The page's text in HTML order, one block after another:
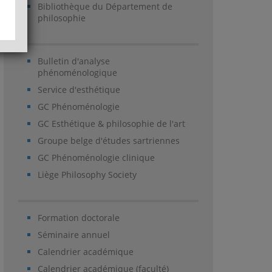
Bibliothèque du Département de
philosophie
Bulletin d'analyse
phénoménologique
Service d'esthétique
GC Phénoménologie
GC Esthétique & philosophie de l'art
Groupe belge d'études sartriennes
GC Phénoménologie clinique
Liège Philosophy Society
Formation doctorale
Séminaire annuel
Calendrier académique
Calendrier académique (faculté)